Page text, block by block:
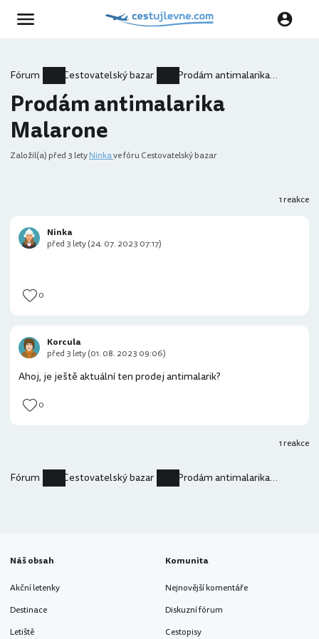
Fórum Cestovatelský bazar Prodám antimalarika Malarone
Prodám antimalarika
Malarone
Založil(a) před 3 letyNinkave fóru Cestovatelský bazar
1 reakce
0
Ninka
před 3 lety (24. 07. 2023 07:17)
Ahoj, je ještě aktuální ten prodej antimalarik?
0
Korcula
před 3 lety (01. 08. 2023 09:06)
1 reakce
Fórum Cestovatelský bazar Prodám antimalarika Malarone
Náš obsah
Akční letenky
Destinace
Letiště
Komunita
Nejnovější komentáře
Diskuzní fórum
Cestopisy